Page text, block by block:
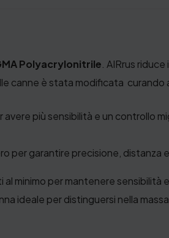
Polyacrylonitrile . AIRrus
canne è stata modificata curando
più sensibilità e un controllo
per garantire precisione, distanza
minimo per mantenere sensibilità
ideale per distinguersi nella